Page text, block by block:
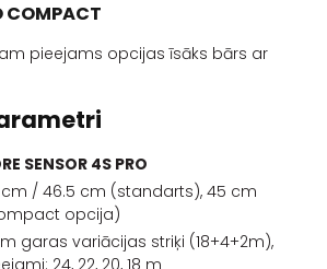
COMPACT
pieejams opcijas īsāks bārs ar
SENSOR 4S PRO
/ 46.5 cm (standarts), 45 cm
opcija)
garas variācijas striķi (18+4+2m),